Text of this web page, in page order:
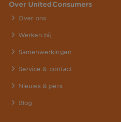
Over UnitedConsumers
Over ons
Werken bij
Samenwerkingen
Service & contact
Nieuws & pers
Blog